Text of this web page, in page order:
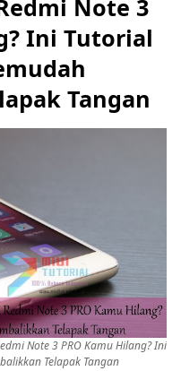
Note 3
Ini Tutorial
Tangan
Note 3 PRO Kamu Hilang? Ini
Telapak Tangan